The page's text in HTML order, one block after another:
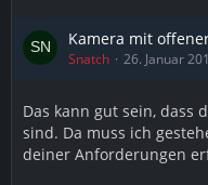
Kamera mit
Snatch 26. Januar
Das kann gut sein, dass
sind. Da muss ich
deiner Anforderungen